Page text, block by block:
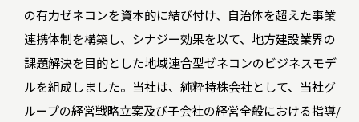
の有力ゼネコンを資本的に結び付け、自治体を超えた事業
連携体制を構築し、シナジー効果を以て、地方建設業界の
課題解決を目的とした地域連合型ゼネコンのビジネスモデ
ルを組成しました。当社は、純粋持株会社として、当社グ
ループの経営戦略立案及び子会社の経営全般における指導/